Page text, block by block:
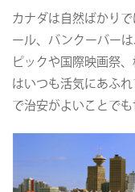
カナダは自然ばかり
ール、バンクーバー
ピックや国際映画祭
はいつも活気にあふ
で治安がよいことでも